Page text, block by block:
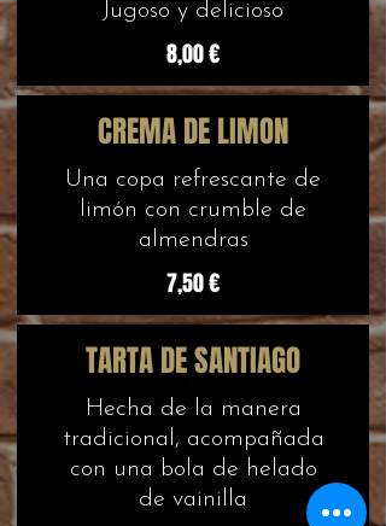
Jugoso y delicioso
8,00 €
CREMA DE LIMON
Una copa refrescante de
limón con crumble de
almendras
7,50 €
TARTA DE SANTIAGO
Hecha de la manera
tradicional, acompañada
con una bola de helado
de vainilla